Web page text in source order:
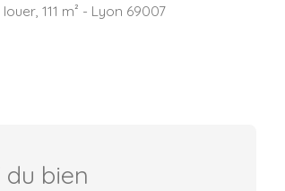
111 m² - Lyon 69007
du bien